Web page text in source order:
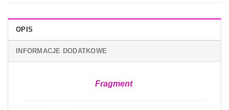
OPIS
INFORMACJE DODATKOWE
Fragment